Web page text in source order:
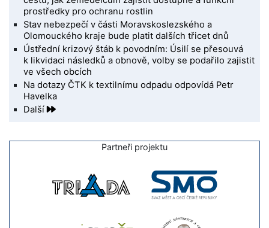
prostředky pro ochranu rostlin
Stav nebezpečí v části Moravskoslezského a
Olomouckého kraje bude platit dalších třicet dnů
Ústřední krizový štáb k povodním: Úsilí se přesouvá
k likvidaci následků a obnově, volby se podařilo zajistit
ve všech obcích
Na dotazy ČTK k textilnímu odpadu odpovídá Petr
Havelka
Další
Partneři projektu